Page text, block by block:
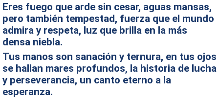
Eres fuego que arde sin cesar, aguas mansas,
pero también tempestad, fuerza que el mundo
admira y respeta, luz que brilla en la más
densa niebla.
Tus manos son sanación y ternura, en tus ojos
se hallan mares profundos, la historia de lucha
y perseverancia, un canto eterno a la
esperanza.